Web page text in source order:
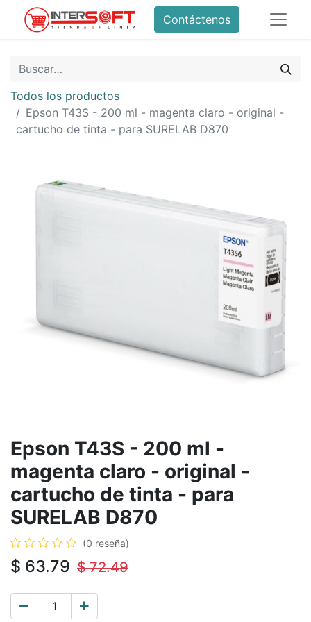
Contáctenos
Todos los productos
Epson T43S - 200 ml - magenta claro - original -
cartucho de tinta - para SURELAB D870
Epson T43S - 200 ml -
magenta claro - original -
cartucho de tinta - para
SURELAB D870
(0 reseña)
$ 63.79 $72.49